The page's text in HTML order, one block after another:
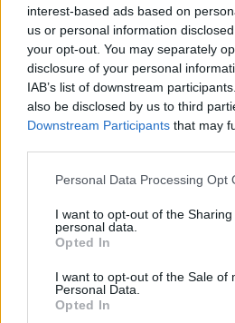
interest-based ads based on
us or personal information
your opt-out. You may separately
disclosure of your personal
IAB’s list of downstream
also be disclosed by us to third
Downstream Participants that may
Please note that this website/app
not limited to your visit or usage
grant or deny consent to Google
use your data for below specified
consent section.
Personal Data Processing Opt
I want to opt-out of the
personal data.
Opted In
I want to opt-out of the Sale of
Personal Data.
Opted In
INVESTIMENTOS
Principais ações recomendadas para
Bruno Costa · 6 ago 2026